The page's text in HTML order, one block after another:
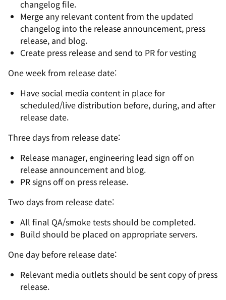
changelog file.
Merge any relevant content from the updated
changelog into the release announcement, press
release, and blog.
Create press release and send to PR for vesting
One week from release date:
Have social media content in place for
scheduled/live distribution before, during, and after
release date.
Three days from release date:
Release manager, engineering lead sign off on
release announcement and blog.
PR signs off on press release.
Two days from release date:
All final QA/smoke tests should be completed.
Build should be placed on appropriate servers.
One day before release date:
Relevant media outlets should be sent copy of press
release.